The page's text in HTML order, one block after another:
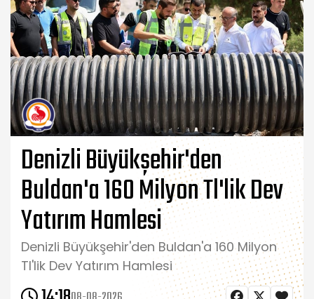
Denizli Büyükşehir'den
Buldan'a 160 Milyon Tl'lik Dev
Yatırım Hamlesi
Denizli Büyükşehir'den Buldan'a 160 Milyon
Tl'lik Dev Yatırım Hamlesi